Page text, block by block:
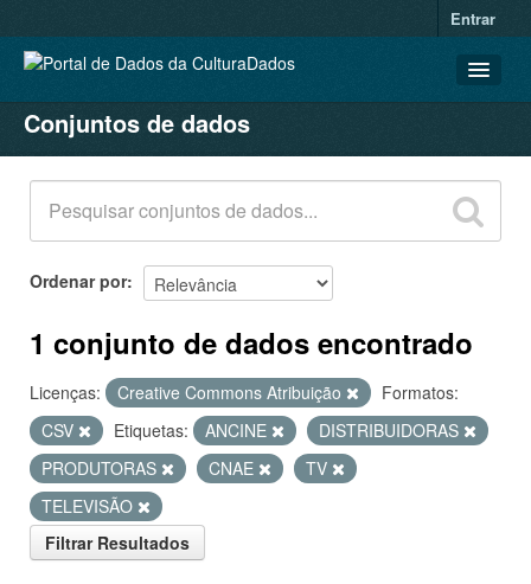
Entrar
CONJUNTOS DE DADOS
ORGANIZAÇÕES
GRUPOS
SOBRE
Conjuntos de dados
Ordenar por
1 conjunto de dados encontrado
Licenças: Creative Commons Atribuição
Formatos:
CSV
Etiquetas: ANCINE
DISTRIBUIDORAS
PRODUTORAS
CNAE
TV
TELEVISÃO
Filtrar Resultados